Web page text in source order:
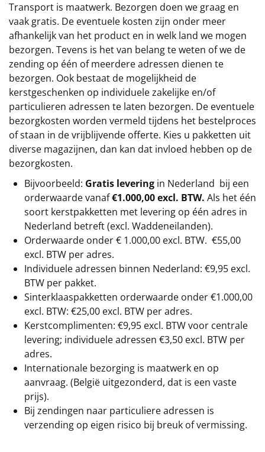
Transport is maatwerk. Bezorgen doen we graag en
vaak gratis. De eventuele kosten zijn onder meer
afhankelijk van het product en in welk land we mogen
bezorgen. Tevens is het van belang te weten of we de
zending op één of meerdere adressen dienen te
bezorgen. Ook bestaat de mogelijkheid de
kerstgeschenken op individuele zakelijke en/of
particulieren adressen te laten bezorgen. De eventuele
bezorgkosten worden vermeld tijdens het bestelproces
of staan in de vrijblijvende offerte. Kies u pakketten uit
diverse magazijnen, dan kan dat invloed hebben op de
bezorgkosten.
Bijvoorbeeld: Gratis levering in Nederland bij een
orderwaarde vanaf€1.000,00 excl. BTW. Als het één
soort kerstpakketten met levering op één adres in
Nederland betreft (excl. Waddeneilanden).
Orderwaarde onder € 1.000,00 excl. BTW. €55,00
excl. BTW per adres.
Individuele adressen binnen Nederland: €9,95 excl.
BTW per pakket.
Sinterklaaspakketten orderwaarde onder €1.000,00
excl. BTW: €25,00 excl. BTW per adres.
Kerstcomplimenten: €9,95 excl. BTW voor centrale
levering; individuele adressen €3,50 excl. BTW per
adres.
Internationale bezorging is maatwerk en op
aanvraag. (België uitgezonderd, dat is een vaste
prijs).
Bij zendingen naar particuliere adressen is
verzending op eigen risico bij breuk of vermissing.